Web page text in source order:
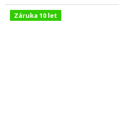
Záruka 10 let